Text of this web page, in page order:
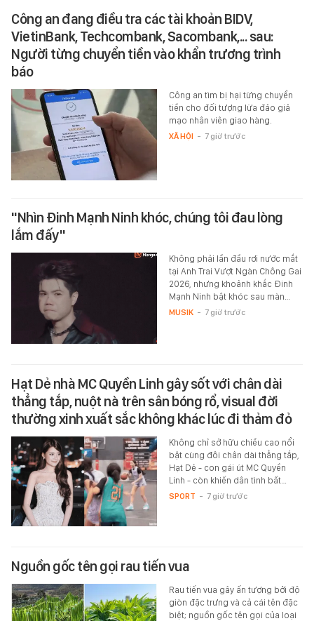
Công an đang điều tra các tài khoản BIDV,
VietinBank, Techcombank, Sacombank,... sau:
Người từng chuyển tiền vào khẩn trương trình
báo
Công an tìm bị hại từng chuyển
tiền cho đối tượng lừa đảo giả
mạo nhân viên giao hàng.
XÃ HỘI - 7 giờ trước
"Nhìn Đinh Mạnh Ninh khóc, chúng tôi đau lòng
lắm đấy"
Không phải lần đầu rơi nước mắt
tại Anh Trai Vượt Ngàn Chông Gai
2026, nhưng khoảnh khắc Đinh
Mạnh Ninh bật khóc sau màn…
MUSIK - 7 giờ trước
Hạt Dẻ nhà MC Quyền Linh gây sốt với chân dài
thẳng tắp, nuột nà trên sân bóng rổ, visual đời
thường xinh xuất sắc không khác lúc đi thảm đỏ
Không chỉ sở hữu chiều cao nổi
bật cùng đôi chân dài thẳng tắp,
Hạt Dẻ - con gái út MC Quyền
Linh - còn khiến dân tình bất…
SPORT - 7 giờ trước
Nguồn gốc tên gọi rau tiến vua
Rau tiến vua gây ấn tượng bởi độ
giòn đặc trưng và cả cái tên đặc
biệt; nguồn gốc tên gọi của loại